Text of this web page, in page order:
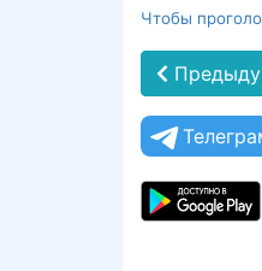
Чтобы